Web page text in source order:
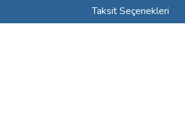
Taksit Seçenekleri